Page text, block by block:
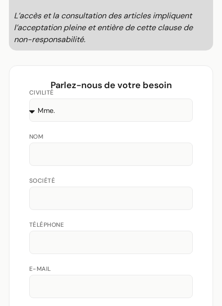
L’accès et la consultation des articles impliquent
l’acceptation pleine et entière de cette clause de
non-responsabilité.
Parlez-nous de votre besoin
CIVILITÉ
NOM
SOCIÉTÉ
TÉLÉPHONE
E-MAIL